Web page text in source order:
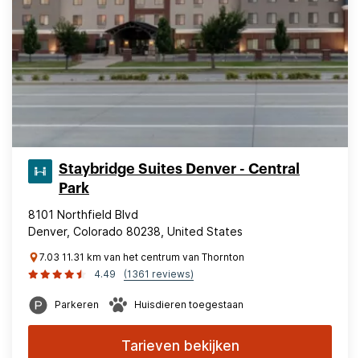
Staybridge Suites Denver - Central
Park
8101 Northfield Blvd
Denver, Colorado 80238, United States
7.03 11.31 km van het centrum van Thornton
4.49
(1361 reviews)
Parkeren Huisdieren toegestaan
Tarieven bekijken